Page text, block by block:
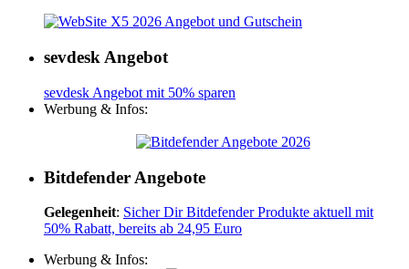
sevdesk Angebot
sevdesk Angebot mit 50% sparen
Werbung & Infos:
Bitdefender Angebote
Gelegenheit: Sicher Dir Bitdefender Produkte aktuell mit
50% Rabatt, bereits ab 24,95 Euro
Werbung & Infos: